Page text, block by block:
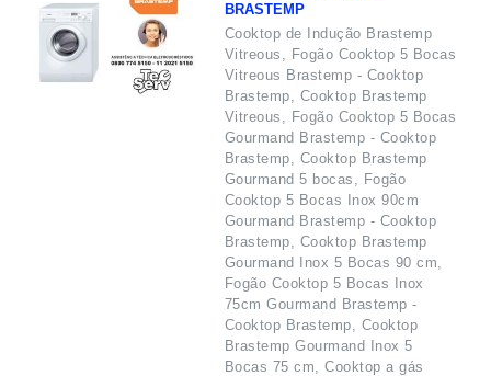
BRASTEMP
Cooktop de Indução Brastemp
Vitreous, Fogão Cooktop 5 Bocas
Vitreous Brastemp - Cooktop
Brastemp, Cooktop Brastemp
Vitreous, Fogão Cooktop 5 Bocas
Gourmand Brastemp - Cooktop
Brastemp, Cooktop Brastemp
Gourmand 5 bocas, Fogão
Cooktop 5 Bocas Inox 90cm
Gourmand Brastemp - Cooktop
Brastemp, Cooktop Brastemp
Gourmand Inox 5 Bocas 90 cm,
Fogão Cooktop 5 Bocas Inox
75cm Gourmand Brastemp -
Cooktop Brastemp, Cooktop
Brastemp Gourmand Inox 5
Bocas 75 cm, Cooktop a gás